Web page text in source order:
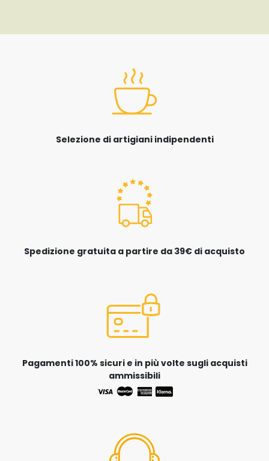
Selezione di artigiani indipendenti
Spedizione gratuita a partire da 39€ di acquisto
Pagamenti 100% sicuri e in più volte sugli acquisti
ammissibili